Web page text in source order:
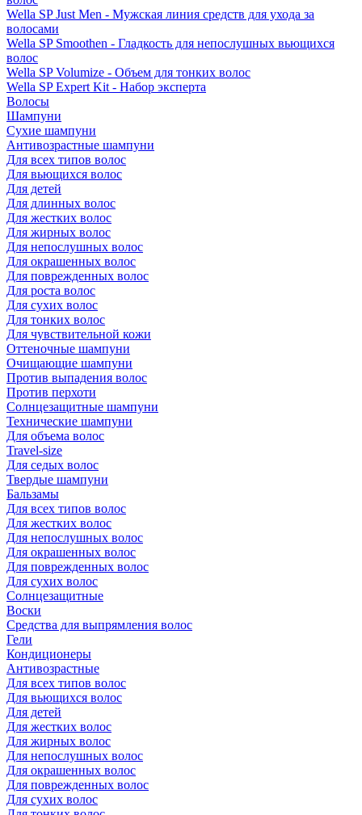
Wella SP Just Men - Мужская линия средств для ухода за
волосами
Wella SP Smoothen - Гладкость для непослушных вьющихся
волос
Wella SP Volumize - Объем для тонких волос
Wella SP Expert Kit - Набор эксперта
Волосы
Шампуни
Сухие шампуни
Антивозрастные шампуни
Для всех типов волос
Для вьющихся волос
Для детей
Для длинных волос
Для жестких волос
Для жирных волос
Для непослушных волос
Для окрашенных волос
Для поврежденных волос
Для роста волос
Для сухих волос
Для тонких волос
Для чувствительной кожи
Оттеночные шампуни
Очищающие шампуни
Против выпадения волос
Против перхоти
Солнцезащитные шампуни
Технические шампуни
Для объема волос
Travel-size
Для седых волос
Твердые шампуни
Бальзамы
Для всех типов волос
Для жестких волос
Для непослушных волос
Для окрашенных волос
Для поврежденных волос
Для сухих волос
Солнцезащитные
Воски
Средства для выпрямления волос
Гели
Кондиционеры
Антивозрастные
Для всех типов волос
Для вьющихся волос
Для детей
Для жестких волос
Для жирных волос
Для непослушных волос
Для окрашенных волос
Для поврежденных волос
Для сухих волос